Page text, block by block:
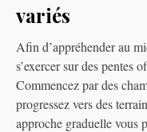
variés
Afin d’appréhender au
s’exercer sur des pentes
Commencez par des
progressez vers des
approche graduelle vous